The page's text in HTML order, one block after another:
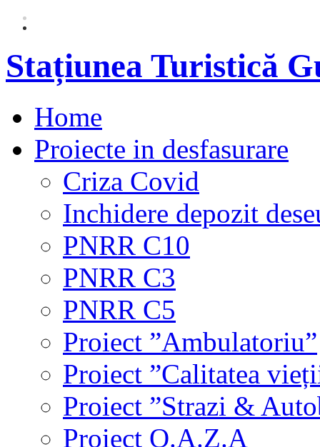
Stațiunea Turistică
Home
Proiecte in desfasurare
Criza Covid
Inchidere depozit
PNRR C10
PNRR C3
PNRR C5
Proiect ”Ambulatoriu”
Proiect ”Calitatea
Proiect ”Strazi &
Proiect O.A.Z.A